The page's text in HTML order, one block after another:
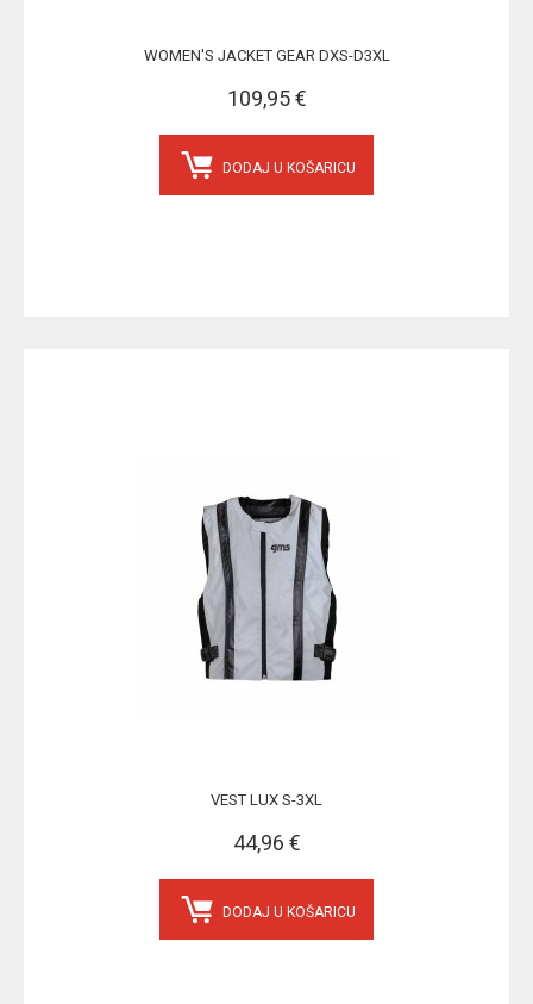
WOMEN'S JACKET GEAR DXS-D3XL
109,95 €
DODAJ U KOŠARICU
VEST LUX S-3XL
44,96 €
DODAJ U KOŠARICU